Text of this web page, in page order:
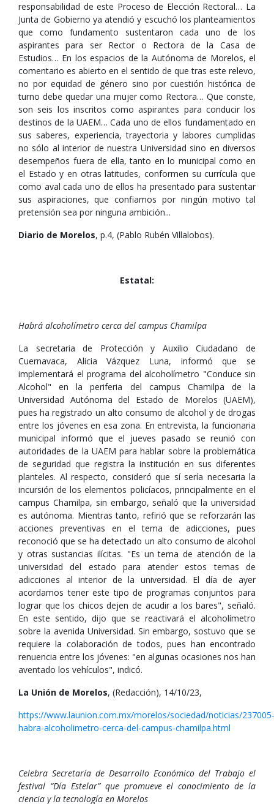
responsabilidad de este Proceso de Elección Rectoral… La
Junta de Gobierno ya atendió y escuchó los planteamientos
que como fundamento sustentaron cada uno de los
aspirantes para ser Rector o Rectora de la Casa de
Estudios… En los espacios de la Autónoma de Morelos, el
comentario es abierto en el sentido de que tras este relevo,
no por equidad de género sino por cuestión histórica de
turno debe quedar una mujer como Rectora… Que conste,
son seis los inscritos como aspirantes para conducir los
destinos de la UAEM… Cada uno de ellos fundamentado en
sus saberes, experiencia, trayectoria y labores cumplidas
no sólo al interior de nuestra Universidad sino en diversos
desempeños fuera de ella, tanto en lo municipal como en
el Estado y en otras latitudes, conformen su currícula que
como aval cada uno de ellos ha presentado para sustentar
sus aspiraciones, que confiamos por ningún motivo tal
pretensión sea por ninguna ambición...
Diario de Morelos, p.4, (Pablo Rubén Villalobos).
Estatal:
Habrá alcoholímetro cerca del campus Chamilpa
La secretaria de Protección y Auxilio Ciudadano de
Cuernavaca, Alicia Vázquez Luna, informó que se
implementará el programa del alcoholímetro "Conduce sin
Alcohol" en la periferia del campus Chamilpa de la
Universidad Autónoma del Estado de Morelos (UAEM),
pues ha registrado un alto consumo de alcohol y de drogas
entre los jóvenes en esa zona. En entrevista, la funcionaria
municipal informó que el jueves pasado se reunió con
autoridades de la UAEM para hablar sobre la problemática
de seguridad que registra la institución en sus diferentes
planteles. Al respecto, consideró que sí sería necesaria la
incursión de los elementos policíacos, principalmente en el
campus Chamilpa, sin embargo, señaló que la universidad
es autónoma. Mientras tanto, refirió que se reforzarán las
acciones preventivas en el tema de adicciones, pues
reconoció que se ha detectado un alto consumo de alcohol
y otras sustancias ilícitas. "Es un tema de atención de la
universidad del estado para atender estos temas de
adicciones al interior de la universidad. El día de ayer
acordamos tener este tipo de programas conjuntos para
lograr que los chicos dejen de acudir a los bares", señaló.
En este sentido, dijo que se reactivará el alcoholímetro
sobre la avenida Universidad. Sin embargo, sostuvo que se
requiere la colaboración de todos, pues han encontrado
renuencia entre los jóvenes: "en algunas ocasiones nos han
aventado los vehículos", indicó.
La Unión de Morelos, (Redacción), 14/10/23,
https://www.launion.com.mx/morelos/sociedad/noticias/237005-
habra-alcoholimetro-cerca-del-campus-chamilpa.html
Celebra Secretaría de Desarrollo Económico del Trabajo el
festival “Día Estelar” que promueve el conocimiento de la
ciencia y la tecnología en Morelos